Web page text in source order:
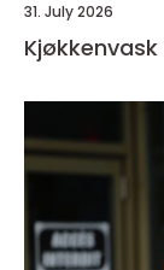
31. July 2026